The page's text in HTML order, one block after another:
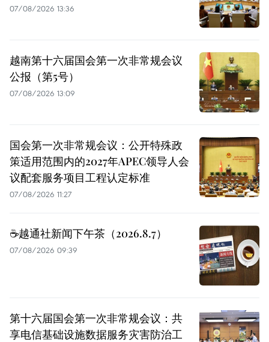
07/08/2026 13:36
越南第十六届国会第一次非常规会议
公报（第5号）
07/08/2026 13:09
国会第一次非常规会议：公开特殊政
策适用范围内的2027年APEC领导人会
议配套服务项目工程认定标准
07/08/2026 11:27
☕️越通社新闻下午茶（2026.8.7）
07/08/2026 09:39
第十六届国会第一次非常规会议：共
享电信基础设施数据服务灾害防治工